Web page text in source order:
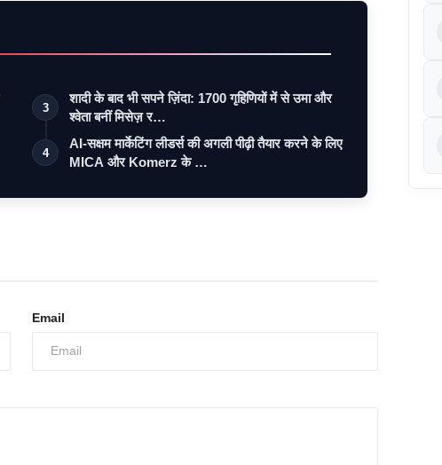
3
शादी के बाद भी सपने ज़िंदा: 1700 गृहिणियों में से उमा और
श्वेता बनीं मिसेज़ र…
4
AI-सक्षम मार्केटिंग लीडर्स की अगली पीढ़ी तैयार करने के लिए
MICA और Komerz के …
Email